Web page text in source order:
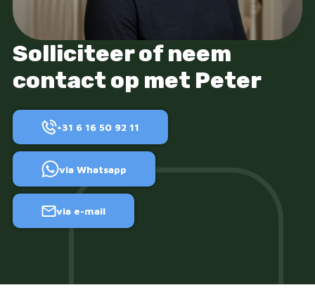
Solliciteer of neem
contact op met Peter
+31 6 16 50 92 11
via Whatsapp
via e-mail